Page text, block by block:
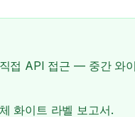
접 API 접근 — 중간 와
화이트 라벨 보고서.